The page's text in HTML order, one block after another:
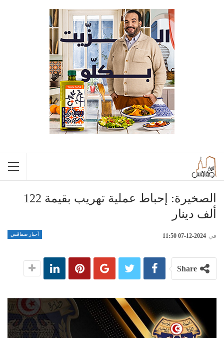
الصخيرة: إحباط عملية تهريب بقيمة 122
ألف دينار
أخبار صفاقس في 2024-12-07 11:50
Share